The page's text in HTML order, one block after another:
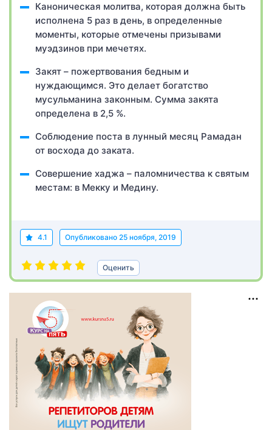
Каноническая молитва, которая должна быть
исполнена 5 раз в день, в определенные
моменты, которые отмечены призывами
муэдзинов при мечетях.
Закят – пожертвования бедным и
нуждающимся. Это делает богатство
мусульманина законным. Сумма закята
определена в 2,5 %.
Соблюдение поста в лунный месяц Рамадан
от восхода до заката.
Совершение хаджа – паломничества к святым
местам: в Мекку и Медину.
4.1 Опубликовано 25 ноября, 2019
Оценить